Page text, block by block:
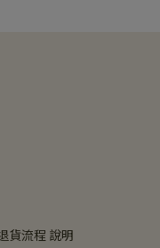
貨流程 說明